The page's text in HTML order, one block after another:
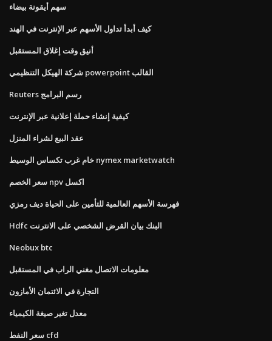
سهم أيقونة بيضاء
كيف أبدأ تداول الأسهم عبر الإنترنت في الهند
أنيق وقت إغلاق المستقبل
شركة الهيكل التنظيمي powerpoint القالب
Reuters رسم البرامج
كيفية إنشاء حملة إعلانية عبر الإنترنت
عقد البيع لشراء المنزل
خام غرب تكساس الوسيط nymex marketwatch
سعر الخصم npv اكسل
فهرسة الأسهم العالمية للتأمين على الحياة ديف رمزي
Hdfc البنك بيان القرض الشخصي على الانترنت
Neobux btc
معلومات الاتصال مغني الراب في المستقبل
التجارة في الائتمان الأمازون
معدل تغير صيغة الكيمياء
سعر النفط cfd